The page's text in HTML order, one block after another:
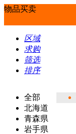
物品买卖
区域
求购
筛选
排序
全部
北海道
青森県
岩手県